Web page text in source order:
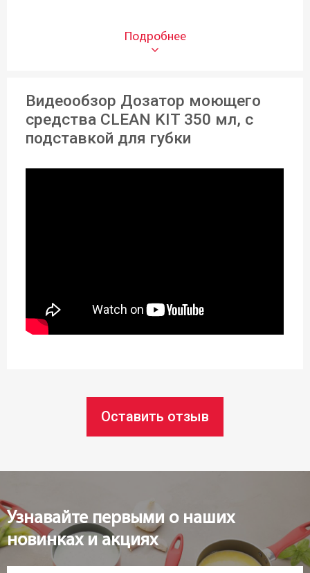
Материал:
Пластик
18 см
Статус товара:
Видеообзор Дозатор моющего
средства CLEAN KIT 350 мл, с
подставкой для губки
Оставить отзыв
Узнавайте первыми о наших
новинках и акциях